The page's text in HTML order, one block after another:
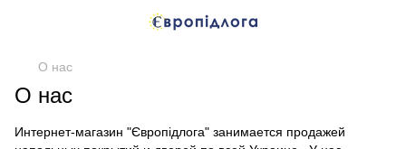
О нас
О нас
Интернет-магазин "Європідлога" занимается продажей